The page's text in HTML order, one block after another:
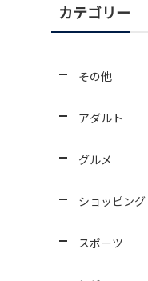
カテゴリー
その他
アダルト
グルメ
ショッピング
スポーツ